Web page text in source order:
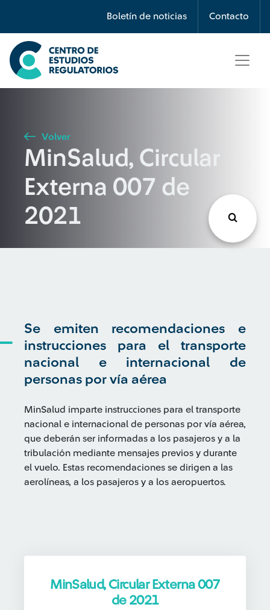
Boletín de noticias Contacto
Búsqueda
Seleccione país
Buscar
Volver
MinSalud, Circular
Externa 007 de
2021
Se emiten recomendaciones e
instrucciones para el transporte
nacional e internacional de
personas por vía aérea
MinSalud imparte instrucciones para el transporte
nacional e internacional de personas por vía aérea,
que deberán ser informadas a los pasajeros y a la
tribulación mediante mensajes previos y durante
el vuelo. Estas recomendaciones se dirigen a las
aerolíneas, a los pasajeros y a los aeropuertos.
MinSalud, Circular Externa 007
de 2021